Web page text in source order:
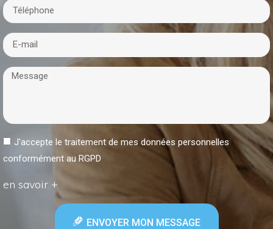
J'accepte le traitement de mes données personnelles
conformément au RGPD
en savoir +
ENVOYER MON MESSAGE